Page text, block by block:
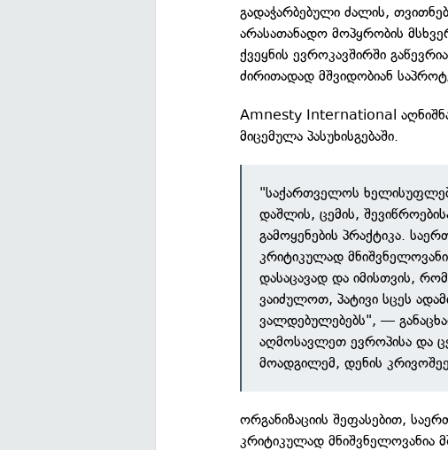
გადაჭარბებული ძალის,
არასათანადო მოპყრობის
ქვეყნის ევროკავშირში
ძირითადად მშვიდობიან
Amnesty International
მიცემულა პასუხისგებაში.
"საქართველოს
დაშლის, ცემის,
გამოყენების პრაქტიკა.
კრიტიკულად
დასაცავად და იმისთვის,
ვაიძულოთ, პატივი სცეს
ვალდებულებებს", —
აღმოსავლეთ ევროპისა და
მოადგილემ, დენის
ორგანიზაციის შეფასებით,
კრიტიკულად მნიშვნელოვანია